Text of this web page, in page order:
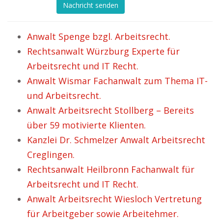
Nachricht senden
Anwalt Spenge bzgl. Arbeitsrecht.
Rechtsanwalt Würzburg Experte für
Arbeitsrecht und IT Recht.
Anwalt Wismar Fachanwalt zum Thema IT-
und Arbeitsrecht.
Anwalt Arbeitsrecht Stollberg – Bereits
über 59 motivierte Klienten.
Kanzlei Dr. Schmelzer Anwalt Arbeitsrecht
Creglingen.
Rechtsanwalt Heilbronn Fachanwalt für
Arbeitsrecht und IT Recht.
Anwalt Arbeitsrecht Wiesloch Vertretung
für Arbeitgeber sowie Arbeitehmer.